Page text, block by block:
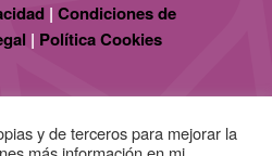
| Condiciones de
| Política Cookies
y de terceros para mejorar la